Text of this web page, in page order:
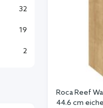
Roca Reef
44.6 cm
32
19
2